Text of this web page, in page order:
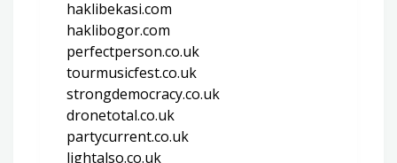
haklibekasi.com
haklibogor.com
perfectperson.co.uk
tourmusicfest.co.uk
strongdemocracy.co.uk
dronetotal.co.uk
partycurrent.co.uk
lightalso.co.uk